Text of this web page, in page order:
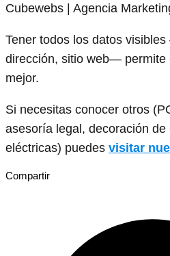
Cubewebs | Agencia
Tener todos los datos
dirección, sitio web— permite
mejor.
Si necesitas conocer otros
asesoría legal, decoración
eléctricas) puedes visitar
Compartir